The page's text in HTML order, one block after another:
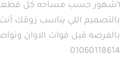
٦شهور حسب مساحه كل قطعه
بالتصميم اللي يناسب زوقك
01060118614